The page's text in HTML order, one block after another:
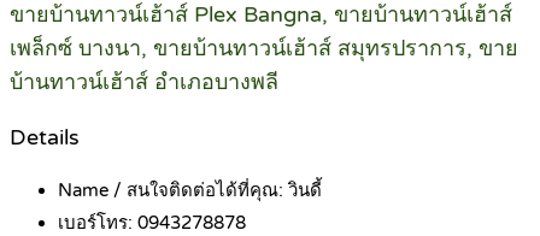
ขายบ้านทาวน์เฮ้าส์ Plex Bangna, ขายบ้านทาวน์เฮ้าส์
เพล็กซ์ บางนา, ขายบ้านทาวน์เฮ้าส์ สมุทรปราการ, ขาย
บ้านทาวน์เฮ้าส์ อำเภอบางพลี
Details
Name / สนใจติดต่อได้ที่คุณ: วินดี้
เบอร์โทร: 0943278878